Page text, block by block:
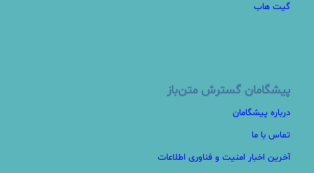
گیت هاب
پیشگامان گسترش متن‌باز
درباره پیشگامان
تماس با ما
آخرین اخبار امنیت و فناوری اطلاعات